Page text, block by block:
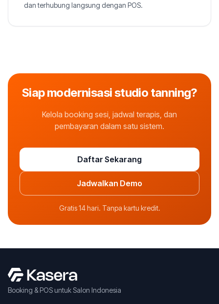
dan terhubung langsung dengan POS.
Siap modernisasi studio tanning?
Kelola booking sesi, jadwal terapis, dan
pembayaran dalam satu sistem.
Daftar Sekarang
Jadwalkan Demo
Gratis 14 hari. Tanpa kartu kredit.
Booking & POS untuk Salon Indonesia